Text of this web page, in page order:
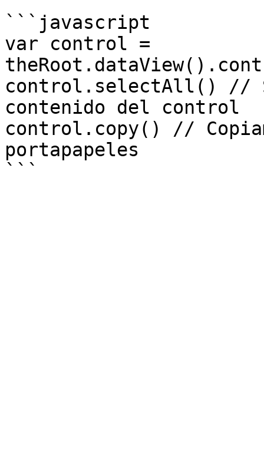
```javascript
var control =
control.selectAll() //
contenido del control
control.copy() //
portapapeles